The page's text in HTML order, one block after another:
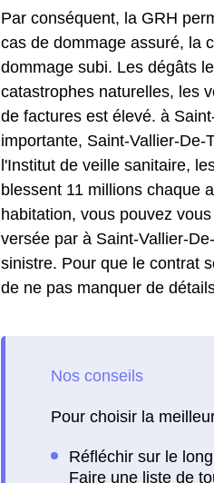
Par conséquent, la GRH
cas de dommage assuré, la
dommage subi. Les dégâts
catastrophes naturelles, les
de factures est élevé. à
importante, Saint-Vallier-
l'Institut de veille sanitaire,
blessent 11 millions chaque
habitation, vous pouvez
versée par à Saint-Vallier-
sinistre. Pour que le contrat
de ne pas manquer de
Pour choisir la